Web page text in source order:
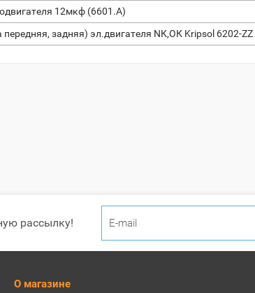
12мкф (6601.А)
задняя) эл.двигателя NК,ОК Kripsol 6202-ZZ
рассылку!
О магазине